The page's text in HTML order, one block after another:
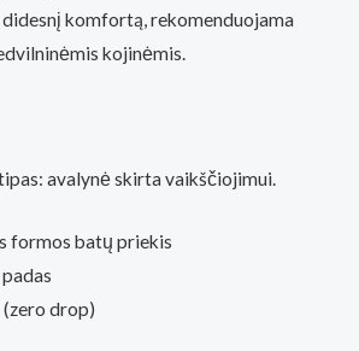
komfortą, rekomenduojama
kojinėmis.
avalynė skirta vaikščiojimui.
formos batų priekis
(zero drop)